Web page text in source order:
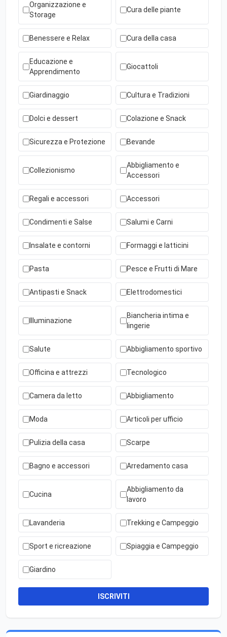
Organizzazione e
Storage
Cura delle piante
Benessere e Relax Cura della casa
Educazione e
Apprendimento
Giocattoli
Giardinaggio Cultura e Tradizioni
Dolci e dessert Colazione e Snack
Sicurezza e Protezione Bevande
Collezionismo
Abbigliamento e
Accessori
Regali e accessori Accessori
Condimenti e Salse Salumi e Carni
Insalate e contorni Formaggi e latticini
Pasta Pesce e Frutti di Mare
Antipasti e Snack Elettrodomestici
Illuminazione
Biancheria intima e
lingerie
Salute Abbigliamento sportivo
Officina e attrezzi Tecnologico
Camera da letto Abbigliamento
Moda Articoli per ufficio
Pulizia della casa Scarpe
Bagno e accessori Arredamento casa
Cucina
Abbigliamento da
lavoro
Lavanderia Trekking e Campeggio
Sport e ricreazione Spiaggia e Campeggio
Giardino
ISCRIVITI